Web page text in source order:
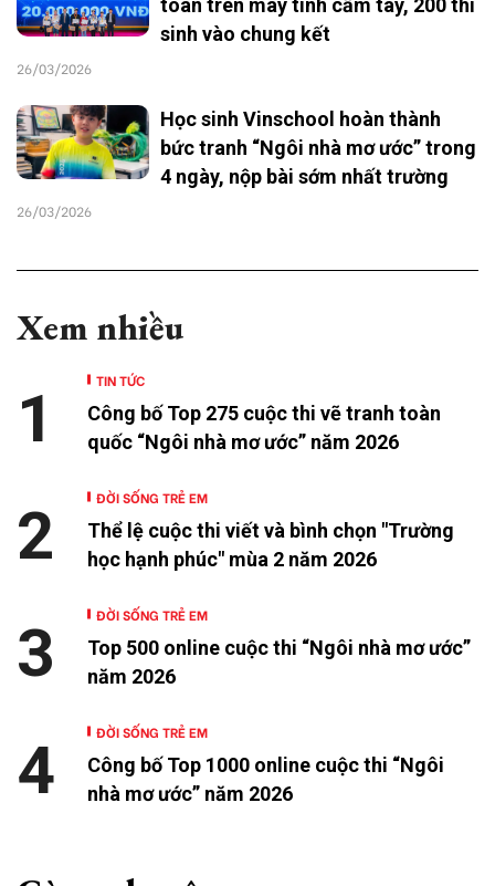
toán trên máy tính cầm tay, 200 thí
sinh vào chung kết
26/03/2026
Học sinh Vinschool hoàn thành
bức tranh “Ngôi nhà mơ ước” trong
4 ngày, nộp bài sớm nhất trường
26/03/2026
Xem nhiều
TIN TỨC
Công bố Top 275 cuộc thi vẽ tranh toàn
quốc “Ngôi nhà mơ ước” năm 2026
1
ĐỜI SỐNG TRẺ EM
Thể lệ cuộc thi viết và bình chọn "Trường
học hạnh phúc" mùa 2 năm 2026
2
ĐỜI SỐNG TRẺ EM
Top 500 online cuộc thi “Ngôi nhà mơ ước”
năm 2026
3
ĐỜI SỐNG TRẺ EM
Công bố Top 1000 online cuộc thi “Ngôi
nhà mơ ước” năm 2026
4